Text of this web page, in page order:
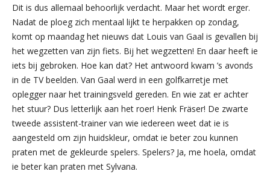
Dit is dus allemaal behoorlijk verdacht. Maar het wordt erger.
Nadat de ploeg zich mentaal lijkt te herpakken op zondag,
komt op maandag het nieuws dat Louis van Gaal is gevallen bij
het wegzetten van zijn fiets. Bij het wegzetten! En daar heeft ie
iets bij gebroken. Hoe kan dat? Het antwoord kwam ’s avonds
in de TV beelden. Van Gaal werd in een golfkarretje met
oplegger naar het trainingsveld gereden. En wie zat er achter
het stuur? Dus letterlijk aan het roer! Henk Fräser! De zwarte
tweede assistent-trainer van wie iedereen weet dat ie is
aangesteld om zijn huidskleur, omdat ie beter zou kunnen
praten met de gekleurde spelers. Spelers? Ja, me hoela, omdat
ie beter kan praten met Sylvana.